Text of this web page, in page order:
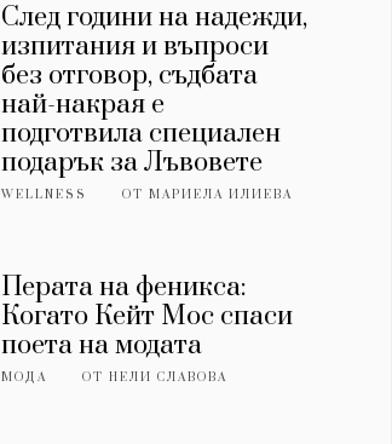
След години на надежди,
изпитания и въпроси
без отговор, съдбата
най-накрая е
подготвила специален
подарък за Лъвовете
WELLNESS ОТМАРИЕЛА ИЛИЕВА
Перата на феникса:
Когато Кейт Мос спаси
поета на модата
МОДА ОТНЕЛИ СЛАВОВА